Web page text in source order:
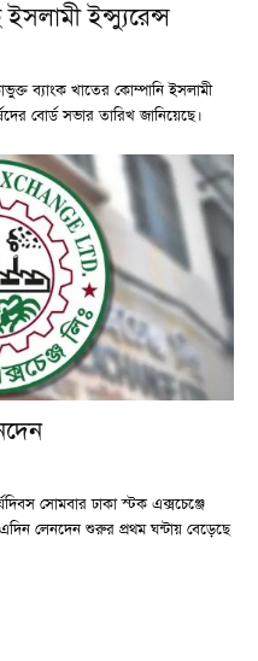
ইন্স্যুরেন্স
ব্যাংক খাতের কোম্পানি ইসলামী
বোর্ড সভার তারিখ জানিয়েছে।
সোমবার ঢাকা স্টক এক্সচেঞ্জে
লেনদেন শুরুর প্রথম ঘন্টায় বেড়েছে